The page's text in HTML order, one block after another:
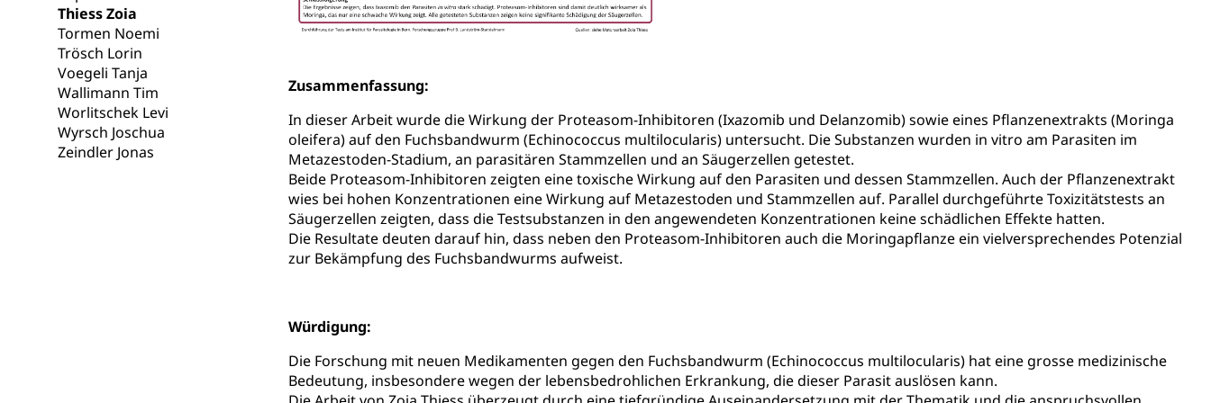
Thiess Zoia
Tormen Noemi
Trösch Lorin
Voegeli Tanja
Wallimann Tim
Worlitschek Levi
Wyrsch Joschua
Zeindler Jonas
Zusammenfassung:
In dieser Arbeit wurde die Wirkung der Proteasom-Inhibitoren (Ixazomib und Delanzomib) sowie eines Pflanzenextrakts (Moringa
oleifera) auf den Fuchsbandwurm (Echinococcus multilocularis) untersucht. Die Substanzen wurden in vitro am Parasiten im
Metazestoden-Stadium, an parasitären Stammzellen und an Säugerzellen getestet.
Beide Proteasom-Inhibitoren zeigten eine toxische Wirkung auf den Parasiten und dessen Stammzellen. Auch der Pflanzenextrakt
wies bei hohen Konzentrationen eine Wirkung auf Metazestoden und Stammzellen auf. Parallel durchgeführte Toxizitätstests an
Säugerzellen zeigten, dass die Testsubstanzen in den angewendeten Konzentrationen keine schädlichen Effekte hatten.
Die Resultate deuten darauf hin, dass neben den Proteasom-Inhibitoren auch die Moringapflanze ein vielversprechendes Potenzial
zur Bekämpfung des Fuchsbandwurms aufweist.
Würdigung:
Die Forschung mit neuen Medikamenten gegen den Fuchsbandwurm (Echinococcus multilocularis) hat eine grosse medizinische
Bedeutung, insbesondere wegen der lebensbedrohlichen Erkrankung, die dieser Parasit auslösen kann.
Gesundheitsversorgung, Spital, Pflegeinitiative, Ambulant vor stationär, AVOS, Patientendossier
Altersrente, Invalidenrente, Witwenrente, Sozialversicherung, Vorsorgeeinrichtung, Pensionskasse, erste Säule, zweite Säule, dritte Säule,
Hilflosenentschädigung, Ergänzungsleistungen, Altersvorsorge, Todesfallversicherung
Hilfslosenentschädigung (WAS Luzern) AHV-Hinterlassenenrente (WAS Luzern)
AHV-Beiträge (WAS Luzern)
Informationsstelle AHV/IV
Ergänzungsleistungen (EL) (WAS Luzern)
AHV-Altersrente (WAS Luzern)
IV-Leistungen (WAS Luzern)
Behinderung
Körperbehinderung, körperliche Behinderung, geistige Behinderung, psychische Behinderung, Erwerbsunfähigkeit, Behinderte
Inklusion im Sport
Menschen mit Behinderungen
Kultur und Medien
Staatsarchiv Luzern Zentral- und Hochschulbibliothek Archiv der Denkmalpflege
Kulturelle Einrichtungen
Museen, Theater, Bibliotheken